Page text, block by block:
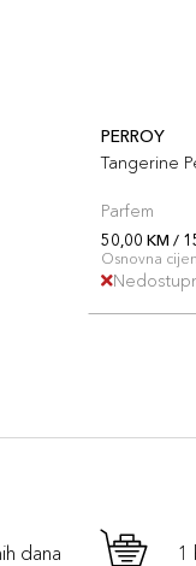
PERROY
Tangerine
Parfem
50,00 KM /
Osnovna
dana 1